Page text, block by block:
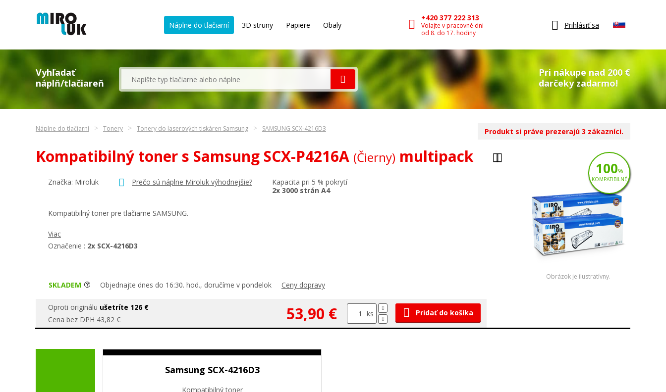
Náplne do tlačiarní 3D struny Papiere Obaly
+420 377 222 313
Volajte v pracovné dni
od 8. do 17. hodiny
Prihlásiť sa
Vyhľadať
náplň/tlačiareň
Pri nákupe nad 200 €
darčeky zadarmo!
Náplne do tlačiarní Tonery Tonery do laserových tiskáren Samsung SAMSUNG SCX-4216D3
Kompatibilný toner s Samsung SCX-P4216A (Čierny) multipack
Značka: Miroluk Prečo sú náplne Miroluk výhodnejšie?
Kapacita pri 5 % pokrytí
2x 3000 strán A4
Kompatibilný toner pre tlačiarne SAMSUNG.
Viac
Označenie : 2x SCX-4216D3
SKLADEM Objednajte dnes do 16:30. hod., doručíme v pondelok Ceny dopravy
Oproti originálu ušetríte 126 €
Cena bez DPH 43,82 €
53,90 € ks Pridať do košíka
Obrázok je ilustratívny.
100%
KOMPATIBILNÉ
Produkt si práve prezerajú 3 zákazníci.
Samsung SCX-4216D3
Kompatibilný toner